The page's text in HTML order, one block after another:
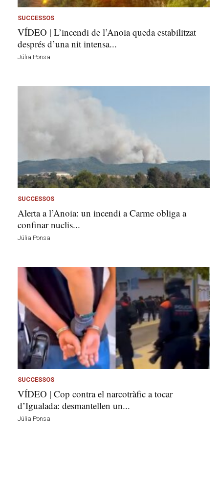
SUCCESSOS
VÍDEO | L’incendi de l’Anoia queda estabilitzat
després d’una nit intensa...
Júlia Ponsa
SUCCESSOS
Alerta a l’Anoia: un incendi a Carme obliga a
confinar nuclis...
Júlia Ponsa
SUCCESSOS
VÍDEO | Cop contra el narcotràfic a tocar
d’Igualada: desmantellen un...
Júlia Ponsa